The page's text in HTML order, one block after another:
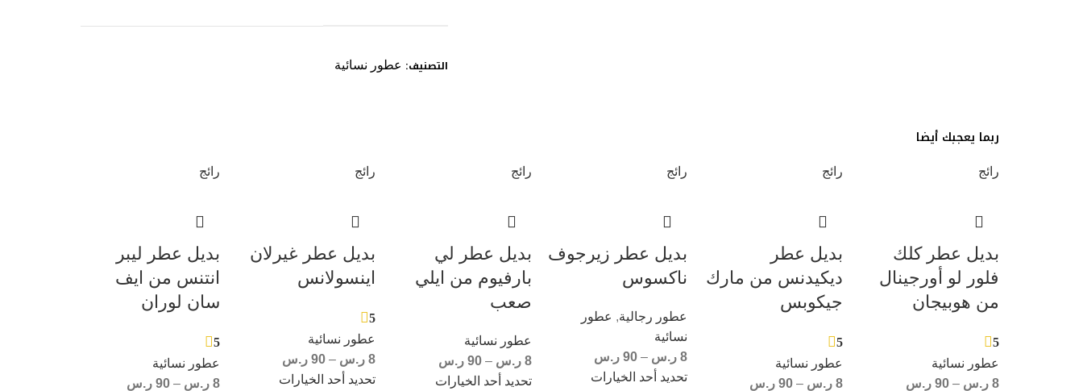
التصنيف: عطور نسائية
ربما يعجبك أيضا
رائج
بديل عطر كلك
فلور لو أورجينال
من هوبيجان
5
عطور نسائية
8 ر.س –
90 ر.س
رائج
بديل عطر
ديكيدنس من مارك
جيكوبس
5
عطور نسائية
8 ر.س –
90 ر.س
رائج
بديل عطر زيرجوف
ناكسوس
عطور رجالية, عطور
نسائية
8 ر.س –
90 ر.س
تحديد أحد الخيارات
رائج
بديل عطر لي
بارفيوم من ايلي
صعب
عطور نسائية
8 ر.س –
90 ر.س
تحديد أحد الخيارات
رائج
بديل عطر غيرلان
اينسولانس
5
عطور نسائية
8 ر.س –
90 ر.س
تحديد أحد الخيارات
رائج
بديل عطر ليبر
انتنس من ايف
سان لوران
5
عطور نسائية
8 ر.س –
90 ر.س